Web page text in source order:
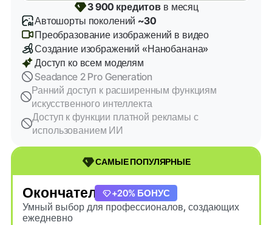
3 900 кредитов в месяц
Автошорты поколений ~30
Преобразование изображений в видео
Создание изображений «Нанобанана»
Доступ ко всем моделям
Seadance 2 Pro Generation
Ранний доступ к расширенным функциям
искусственного интеллекта
Доступ к функции платной рекламы с
использованием ИИ
САМЫЕ ПОПУЛЯРНЫЕ
Окончательный
Умный выбор для профессионалов, создающих
ежедневно
+20% БОНУС